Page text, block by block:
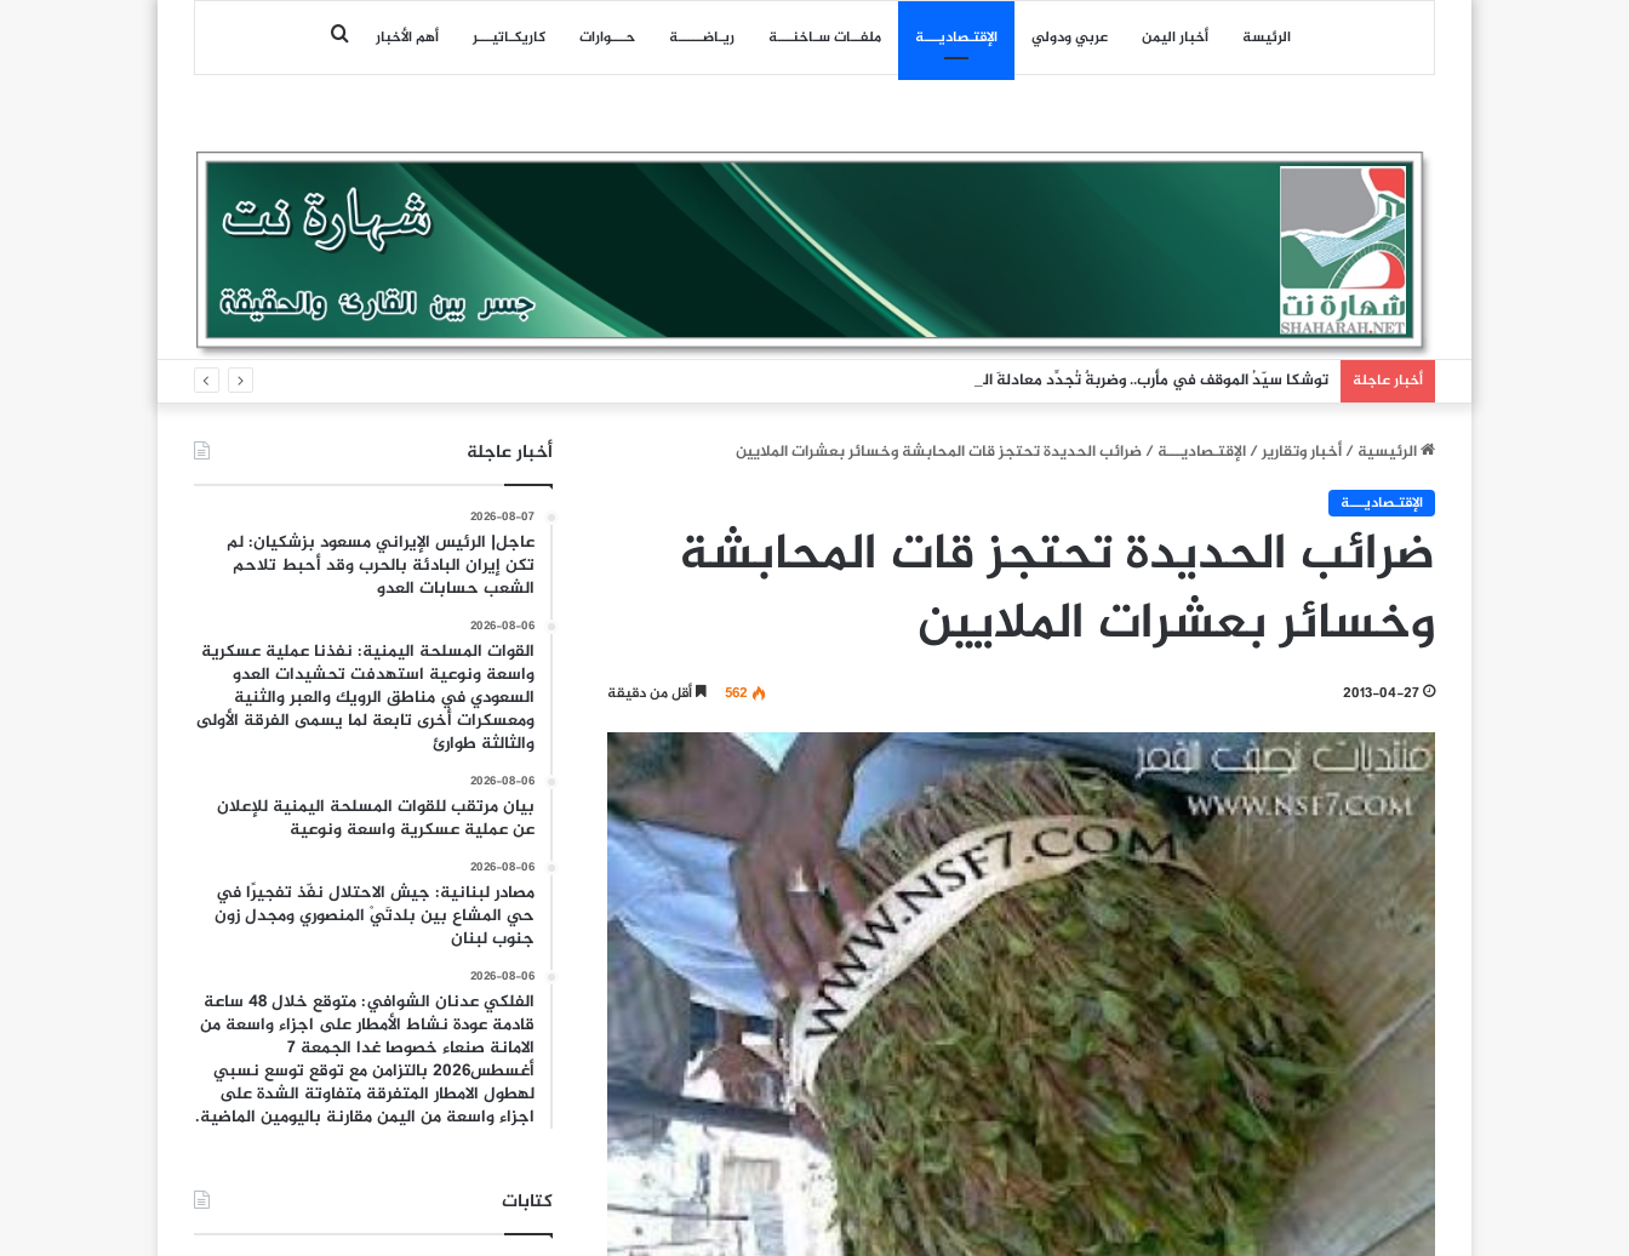
الرئيسة أخبار اليمن عربي ودولي اﻹقتـصاديـــة ملفــات سـاخنـــة ريـاضـــــة حـــوارات كاريكـاتيـــر أهم الأخبار بحث
أخبار عاجلة توشكا سيّدُ الموقف في مأرب.. وضربةٌ تُجدِّد معادلةَ الردع
الرئيسية/أخبار وتقارير/اﻹقتـصاديـــة/ضرائب الحديدة تحتجز قات المحابشة وخسائر بعشرات الملايين
اﻹقتـصاديـــة
ضرائب الحديدة تحتجز قات المحابشة
وخسائر بعشرات الملايين
2013-04-27
562 أقل من دقيقة
أخبار عاجلة
2026-08-07
عاجل| الرئيس الإيراني مسعود بزشكيان: لم
تكن إيران البادئة بالحرب وقد أحبط تلاحم
الشعب حسابات العدو
2026-08-06
القوات المسلحة اليمنية: نفذنا عملية عسكرية
واسعة ونوعية استهدفت تحشيدات العدو
السعودي في مناطق الرويك والعبر والثنية
ومعسكرات أخرى تابعة لما يسمى الفرقة الأولى
والثالثة طوارئ
2026-08-06
بيان مرتقب للقوات المسلحة اليمنية للإعلان
عن عملية عسكرية واسعة ونوعية
2026-08-06
مصادر لبنانية: جيش الاحتلال نفّذ تفجيرًا في
حي المشاع بين بلدتَيْ المنصوري ومجدل زون
جنوب لبنان
2026-08-06
الفلكي عدنان الشوافي: متوقع خلال 48 ساعة
قادمة عودة نشاط الأمطار على اجزاء واسعة من
الامانة صنعاء خصوصا غدا الجمعة 7
أغسطس2026 بالتزامن مع توقع توسع نسبي
لهطول الامطار المتفرقة متفاوتة الشدة على
اجزاء واسعة من اليمن مقارنة باليومين الماضية.
كتابات